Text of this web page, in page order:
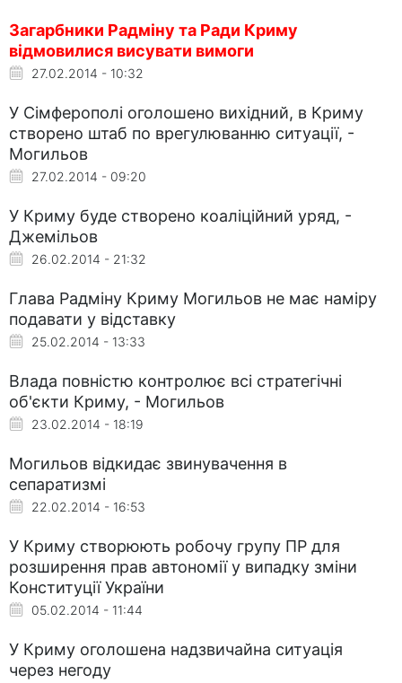
Загарбники Радміну та Ради Криму
відмовилися висувати вимоги
27.02.2014 - 10:32
У Сімферополі оголошено вихідний, в Криму
створено штаб по врегулюванню ситуації, -
Могильов
27.02.2014 - 09:20
У Криму буде створено коаліційний уряд, -
Джемільов
26.02.2014 - 21:32
Глава Радміну Криму Могильов не має наміру
подавати у відставку
25.02.2014 - 13:33
Влада повністю контролює всі стратегічні
об'єкти Криму, - Могильов
23.02.2014 - 18:19
Могильов відкидає звинувачення в
сепаратизмі
22.02.2014 - 16:53
У Криму створюють робочу групу ПР для
розширення прав автономії у випадку зміни
Конституції України
05.02.2014 - 11:44
У Криму оголошена надзвичайна ситуація
через негоду